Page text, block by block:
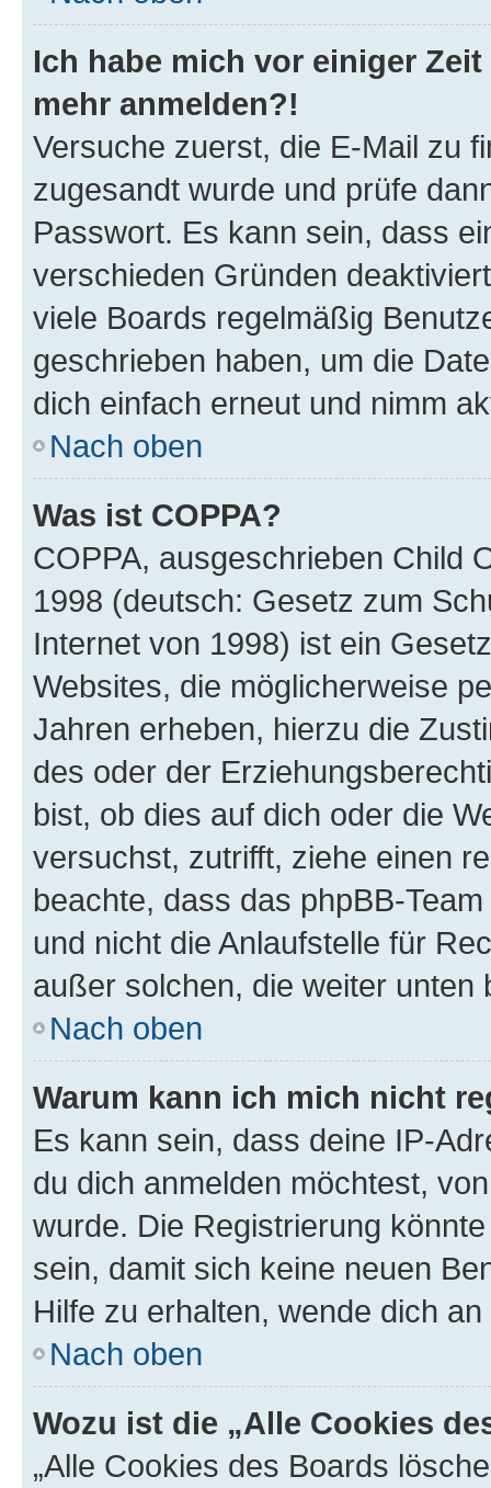
Ich habe mich vor einiger
mehr anmelden?!
Versuche zuerst, die E-Mail zu
zugesandt wurde und prüfe
Passwort. Es kann sein, dass
verschieden Gründen
viele Boards regelmäßig
geschrieben haben, um die
dich einfach erneut und nimm
Nach oben
Was ist COPPA?
COPPA, ausgeschrieben Child
1998 (deutsch: Gesetz zum
Internet von 1998) ist ein
Websites, die möglicherweise
Jahren erheben, hierzu die
des oder der
bist, ob dies auf dich oder die
versuchst, zutrifft, ziehe einen
beachte, dass das phpBB-
und nicht die Anlaufstelle für
außer solchen, die weiter unten
Nach oben
Warum kann ich mich nicht
Es kann sein, dass deine IP-
du dich anmelden möchtest,
wurde. Die Registrierung
sein, damit sich keine neuen
Hilfe zu erhalten, wende dich
Nach oben
Wozu ist die „Alle Cookies
„Alle Cookies des Boards